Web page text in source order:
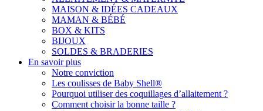
MAISON & IDÉES CADEAUX
MAMAN & BÉBÉ
BOX & KITS
BIJOUX
SOLDES & BRADERIES
En savoir plus
Notre conviction
Les coulisses de Baby Shell®
Pourquoi utiliser des coquillages d’allaitement ?
Comment choisir la bonne taille ?